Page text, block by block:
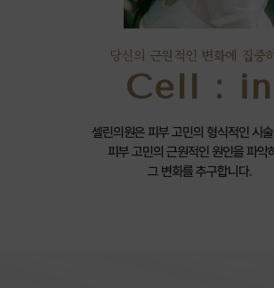
당신의 근원적인 변화에 집중
Cell : in
셀린의원은 피부 고민의 형식적인 시
피부 고민의 근원적인 원인을 파악
그 변화를 추구합니다.